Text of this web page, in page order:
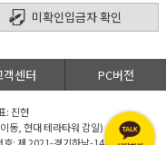
미확인입금자 확인
객센터 PC버전
: 진현
동, 현대 테라타워 감일)